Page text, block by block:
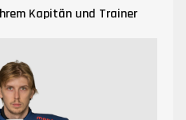
Kapitän und Trainer